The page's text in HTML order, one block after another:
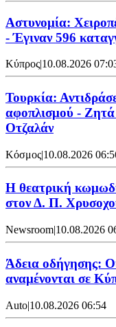
Αστυνομία:
- Έγιναν 596
Κύπρος|10.08.2026
Τουρκία:
αφοπλισμού - Ζητά
Οτζαλάν
Κόσμος|10.08.2026
Η θεατρική
στον Δ. Π.
Newsroom|10.08.2026
Άδεια οδήγησης:
αναμένονται σε
Auto|10.08.2026 06:54